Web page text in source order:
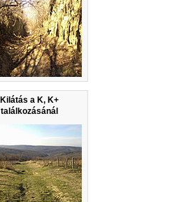
Kilátás a K, K+
találkozásánál